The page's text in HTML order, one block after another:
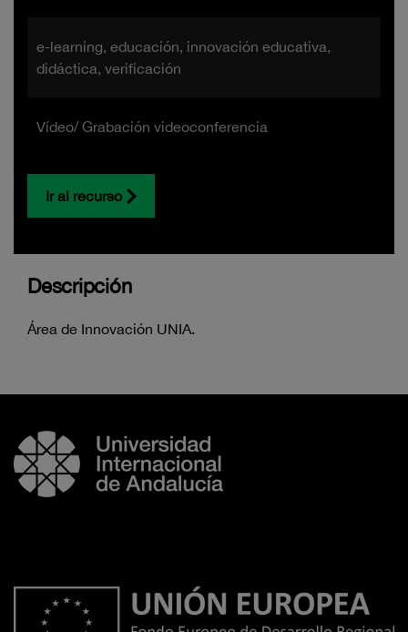
e-learning, educación, innovación educativa,
didáctica, verificación
Vídeo/ Grabación videoconferencia
Ir al recurso
Descripción
Área de Innovación UNIA.